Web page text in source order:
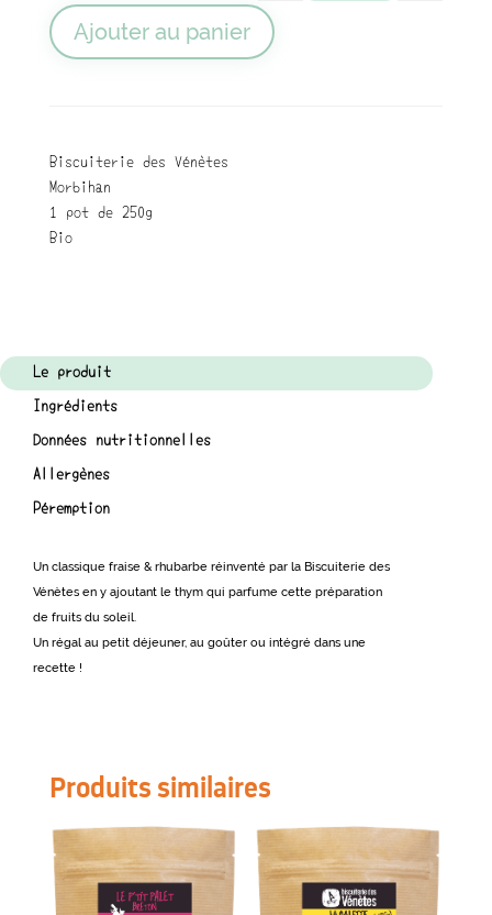
Ajouter au panier
Biscuiterie des Vénètes
Morbihan
1 pot de 250g
Bio
Le produit
Ingrédients
Données nutritionnelles
Allergènes
Péremption
Un classique fraise & rhubarbe réinventé par la Biscuiterie des
Vénètes en y ajoutant le thym qui parfume cette préparation
de fruits du soleil.
Un régal au petit déjeuner, au goûter ou intégré dans une
recette !
Produits similaires